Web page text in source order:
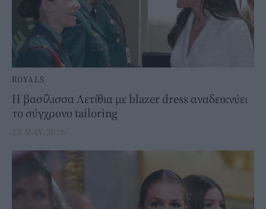
ROYALS
Η βασίλισσα Λετίθια με blazer dress αναδεικνύει
το σύγχρονο tailoring
23 MAY 2026